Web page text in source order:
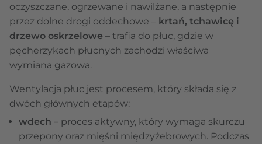
oczyszczane, ogrzewane i nawilżane, a następnie
przez dolne drogi oddechowe – krtań, tchawicę i
drzewo oskrzelowe – trafia do płuc, gdzie w
pęcherzykach płucnych zachodzi właściwa
wymiana gazowa.
Wentylacja płuc jest procesem, który składa się z
dwóch głównych etapów:
wdech – proces aktywny, który wymaga skurczu
przepony oraz mięśni międzyżebrowych. Podczas